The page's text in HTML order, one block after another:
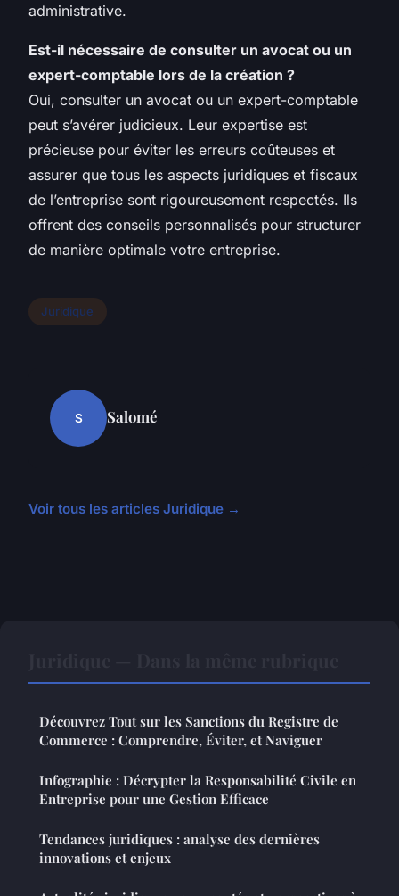
administrative.
Est-il nécessaire de consulter un avocat ou un
expert-comptable lors de la création ?
Oui, consulter un avocat ou un expert-comptable
peut s’avérer judicieux. Leur expertise est
précieuse pour éviter les erreurs coûteuses et
assurer que tous les aspects juridiques et fiscaux
de l’entreprise sont rigoureusement respectés. Ils
offrent des conseils personnalisés pour structurer
de manière optimale votre entreprise.
Juridique
S Salomé
Voir tous les articles Juridique →
Découvrez Tout sur les Sanctions du Registre de
Commerce : Comprendre, Éviter, et Naviguer
Infographie : Décrypter la Responsabilité Civile en
Entreprise pour une Gestion Efficace
Tendances juridiques : analyse des dernières
innovations et enjeux